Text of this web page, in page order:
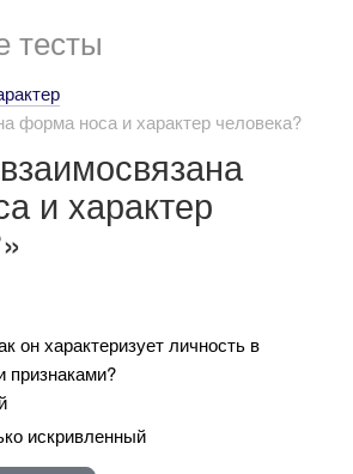
тесты
форма носа и характер человека?
и характер
он характеризует личность в
признаками?
искривленный